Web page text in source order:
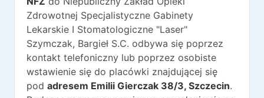
Zdrowotnej Specjalistyczne Gabinety
Lekarskie I Stomatologiczne "Laser"
Szymczak, Bargieł S.C. odbywa się poprzez
kontakt telefoniczny lub poprzez osobiste
wstawienie się do placówki znajdującej się
pod adresem Emilii Gierczak 38/3, Szczecin.